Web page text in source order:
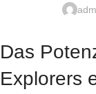
Das
Explorers